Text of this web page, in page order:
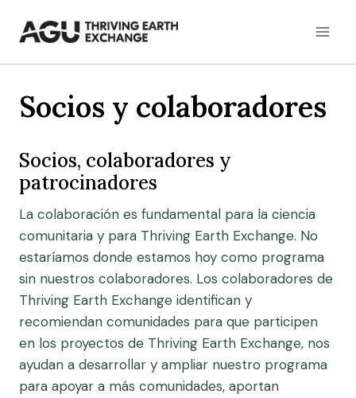
Socios y colaboradores
Socios, colaboradores y
patrocinadores
La colaboración es fundamental para la ciencia
comunitaria y para Thriving Earth Exchange. No
estaríamos donde estamos hoy como programa
sin nuestros colaboradores. Los colaboradores de
Thriving Earth Exchange identifican y
recomiendan comunidades para que participen
en los proyectos de Thriving Earth Exchange, nos
ayudan a desarrollar y ampliar nuestro programa
para apoyar a más comunidades, aportan